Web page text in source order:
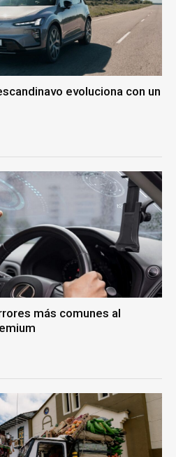
evoluciona con un
más comunes al